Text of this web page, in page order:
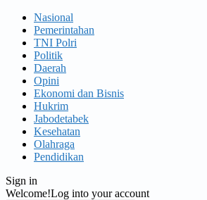
Nasional
Pemerintahan
TNI Polri
Politik
Daerah
Opini
Ekonomi dan Bisnis
Hukrim
Jabodetabek
Kesehatan
Olahraga
Pendidikan
Sign in
Welcome!Log into your account